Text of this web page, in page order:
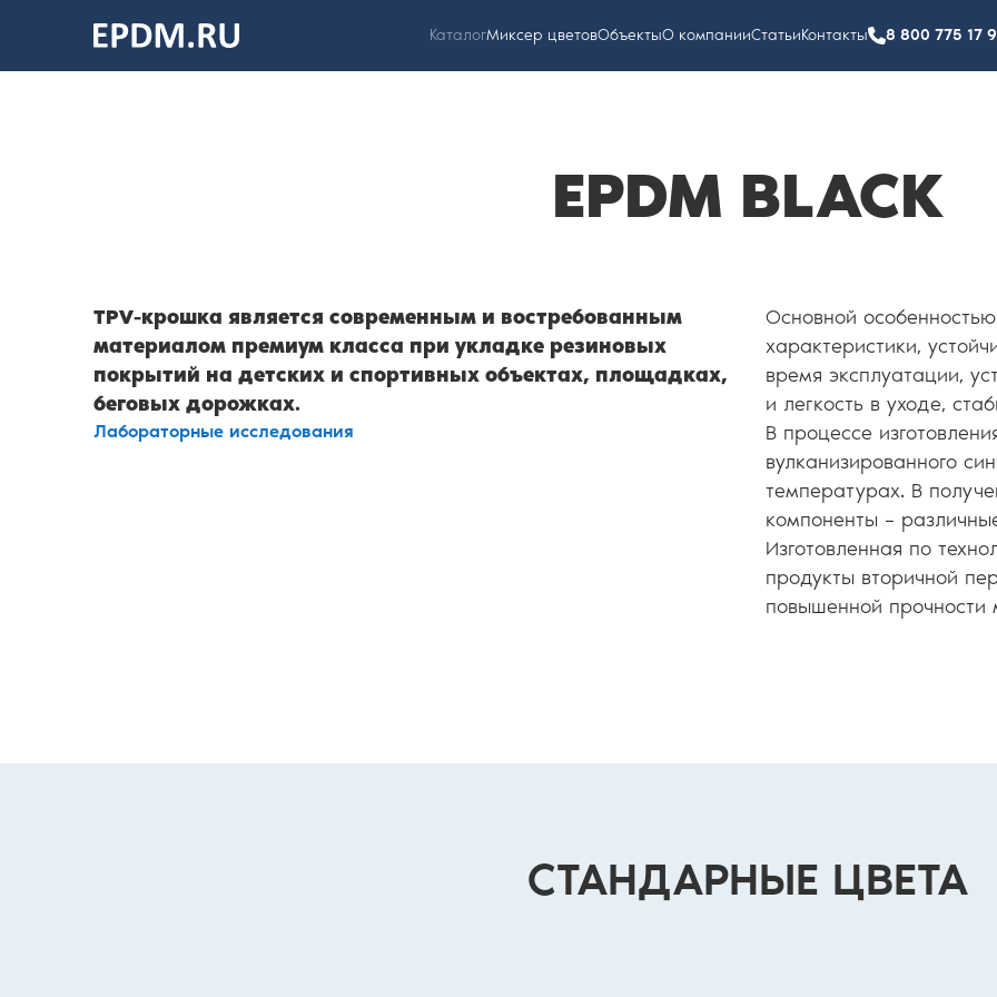
На главную
страницу
КаталогМиксер цветовОбъектыО компанииСтатьиКонтакты 8 800 775 17
EPDM BLACK
TPV-крошка является современным и востребованным
материалом премиум класса при укладке резиновых
покрытий на детских и спортивных объектах, площадках,
беговых дорожках.
Лабораторные исследования
Основной
характеристики,
время эксплуатации,
и легкость в уходе,
В процессе
вулканизированного
температурах. В
компоненты –
Изготовленная по
продукты вторичной
повышенной прочности
СТАНДАРНЫЕ ЦВЕТА